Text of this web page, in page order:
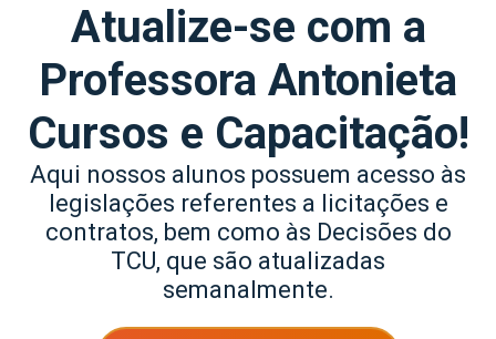
Atualize-se com a
Professora Antonieta
Cursos e Capacitação!
Aqui nossos alunos possuem acesso às
legislações referentes a licitações e
contratos, bem como às Decisões do
TCU, que são atualizadas
semanalmente.